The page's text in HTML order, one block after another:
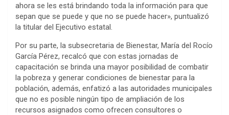
ahora se les está brindando toda la información para que
sepan que se puede y que no se puede hacer», puntualizó
la titular del Ejecutivo estatal.
Por su parte, la subsecretaria de Bienestar, María del Rocío
García Pérez, recalcó que con estas jornadas de
capacitación se brinda una mayor posibilidad de combatir
la pobreza y generar condiciones de bienestar para la
población, además, enfatizó a las autoridades municipales
que no es posible ningún tipo de ampliación de los
recursos asignados como ofrecen consultores o